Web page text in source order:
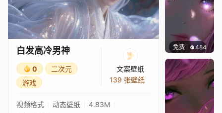
白发高冷男神
0
二次元
游戏
文案壁纸
139 张壁纸
视频格式 动态壁纸
4.83M
免费 484辰东